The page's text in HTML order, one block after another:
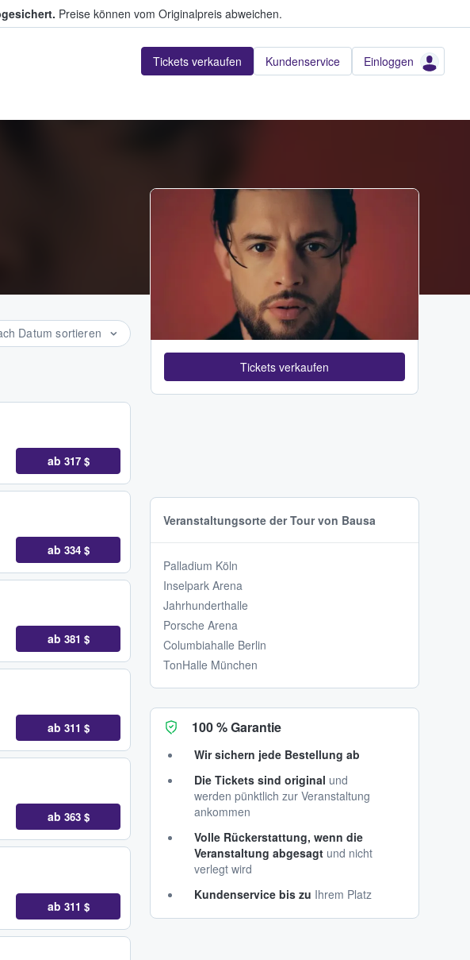
Preise können vom Originalpreis abweichen.
Tickets verkaufen Kundenservice Einloggen
Datum sortieren
ab 317 $
ab 334 $
ab 381 $
ab 311 $
ab 363 $
ab 311 $
Tickets verkaufen
Veranstaltungsorte der Tour von Bausa
Palladium Köln
Inselpark Arena
Jahrhunderthalle
Porsche Arena
Columbiahalle Berlin
TonHalle München
100 % Garantie
Wir sichern jede Bestellung ab
Die Tickets sind original und
werden pünktlich zur Veranstaltung
ankommen
Volle Rückerstattung, wenn die
Veranstaltung abgesagt und nicht
verlegt wird
Kundenservice bis zu Ihrem Platz